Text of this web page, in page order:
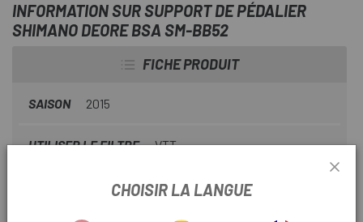
INFORMATION SUR SUPPORT DE PÉDALIER
SHIMANO DEORE BSA SM-BB52
FICHE PRODUIT
SAISON 2015
UTILISER LE FILTRE VTT
CHOISIR LA LANGUE